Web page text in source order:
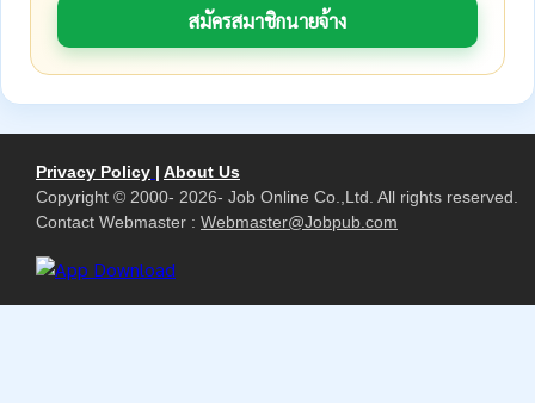
สมัครสมาชิกนายจ้าง
Privacy Policy | About Us
Copyright © 2000- 2026- Job Online Co.,Ltd. All rights reserved.
Contact Webmaster : Webmaster@Jobpub.com